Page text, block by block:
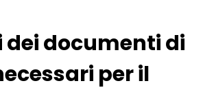
dei documenti di
per il